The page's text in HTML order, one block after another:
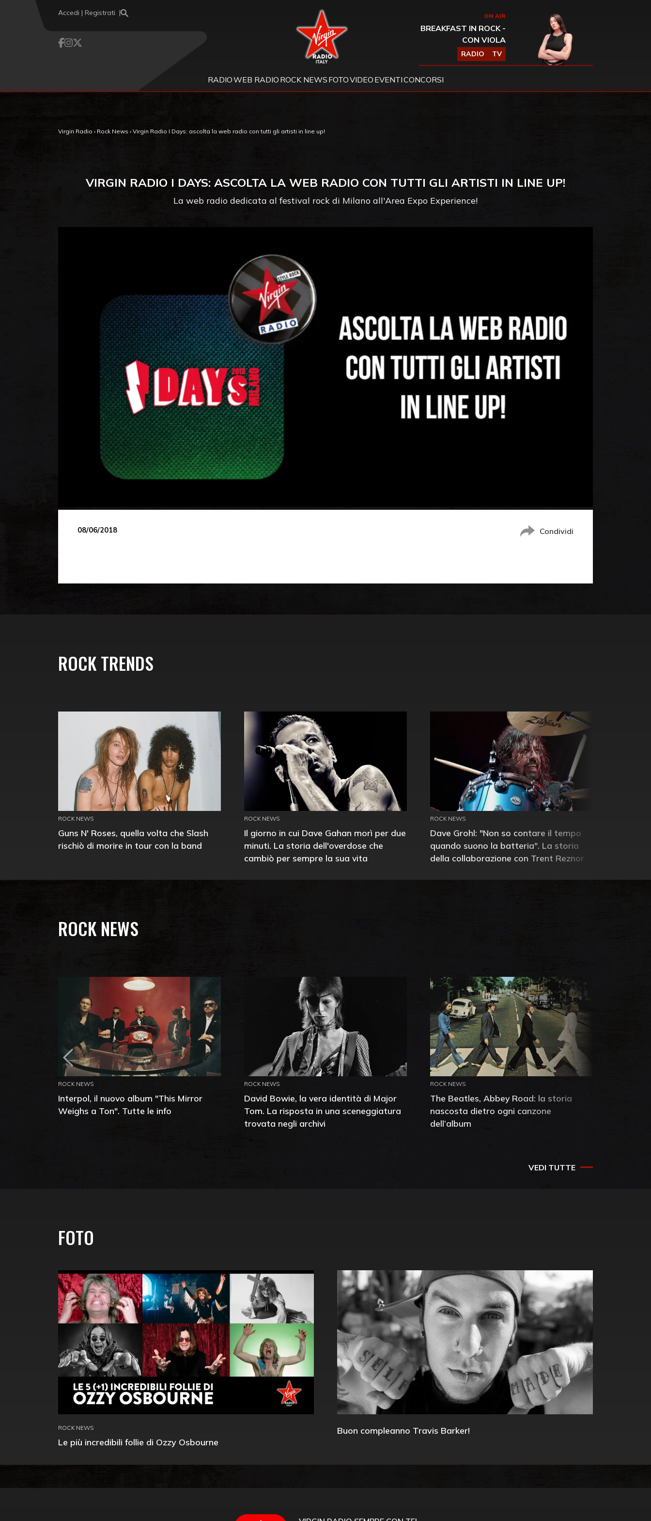
Accedi | Registrati Virgin Radio ON AIR
BREAKFAST IN ROCK -
CON VIOLA
RADIO TV
RADIOWEB RADIO ROCK NEWS FOTOVIDEO EVENTICONCORSI
Virgin Radio › Rock News › Virgin Radio I Days: ascolta la web radio con tutti gli artisti in line up!
VIRGIN RADIO I DAYS: ASCOLTA LA WEB RADIO CON TUTTI GLI ARTISTI IN LINE UP!
La web radio dedicata al festival rock di Milano all'Area Expo Experience!
08/06/2018 Condividi
ROCK TRENDS
ROCK NEWS
Guns N' Roses, quella volta che Slash
rischiò di morire in tour con la band
ROCK NEWS
Il giorno in cui Dave Gahan morì per due
minuti. La storia dell'overdose che
cambiò per sempre la sua vita
ROCK NEWS
Dave Grohl: "Non so contare il tempo
quando suono la batteria". La storia
della collaborazione con Trent Reznor
ROCK NEWS
ROCK NEWS
Interpol, il nuovo album "This Mirror
Weighs a Ton". Tutte le info
ROCK NEWS
David Bowie, la vera identità di Major
Tom. La risposta in una sceneggiatura
trovata negli archivi
ROCK NEWS
The Beatles, Abbey Road: la storia
nascosta dietro ogni canzone
dell’album
VEDI TUTTE
FOTO
ROCK NEWS
Le più incredibili follie di Ozzy Osbourne
Buon compleanno Travis Barker!